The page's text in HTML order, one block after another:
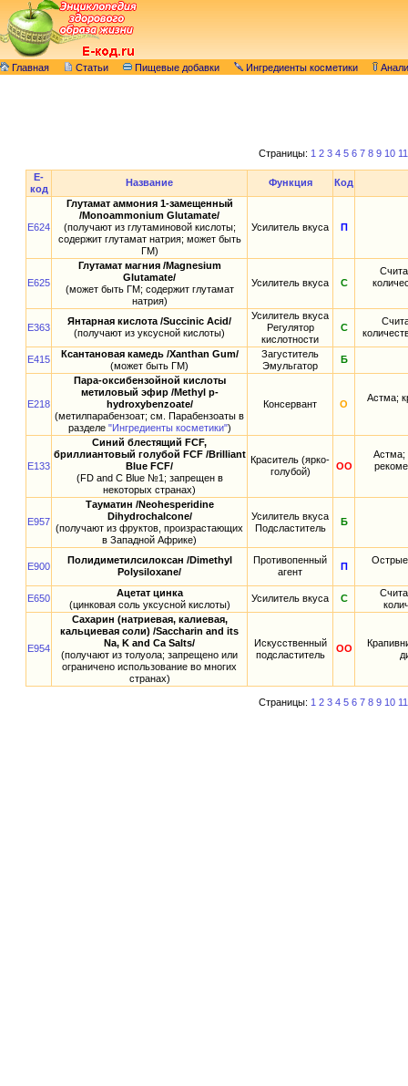
Главная Статьи Пищевые добавки Ингредиенты косметики
Страницы: 1 2 3 4 5 6 7 8 9 10 11
E-
код
Название Функция Код
E624
Глутамат аммония 1-замещенный
/Monoammonium Glutamate/
(получают из глутаминовой кислоты;
содержит глутамат натрия; может быть
ГМ)
Усилитель вкуса П
E625
Глутамат магния /Magnesium
Glutamate/
(может быть ГМ; содержит глутамат
натрия)
Усилитель вкуса С
E363
Янтарная кислота /Succinic Acid/
(получают из уксусной кислоты)
Усилитель вкуса
Регулятор
кислотности
С
E415
Ксантановая камедь /Xanthan Gum/
(может быть ГМ)
Загуститель
Эмульгатор
Б
E218
Пара-оксибензойной кислоты
метиловый эфир /Methyl p-
hydroxybenzoate/
(метилпарабензоат; см. Парабензоаты в
разделе "Ингредиенты косметики")
Консервант О
Астма;
E133
Синий блестящий FCF,
бриллиантовый голубой FCF /Brilliant
Blue FCF/
(FD and С Blue №1; запрещен в
некоторых странах)
Краситель (ярко-
голубой)
ОО
Астма;
E957
Тауматин /Neohesperidine
Dihydrochalcone/
(получают из фруктов, произрастающих
в Западной Африке)
Усилитель вкуса
Подсластитель
Б
E900
Полидиметилсилоксан /Dimethyl
Polysiloxane/
Противопенный
агент
П
Острые
E650
Ацетат цинка
(цинковая соль уксусной кислоты)
Усилитель вкуса С
E954
Сахарин (натриевая, калиевая,
кальциевая соли) /Saccharin and its
Na, K and Ca Salts/
(получают из толуола; запрещено или
ограничено использование во многих
странах)
Искусственный
подсластитель
ОО
Страницы: 1 2 3 4 5 6 7 8 9 10 11